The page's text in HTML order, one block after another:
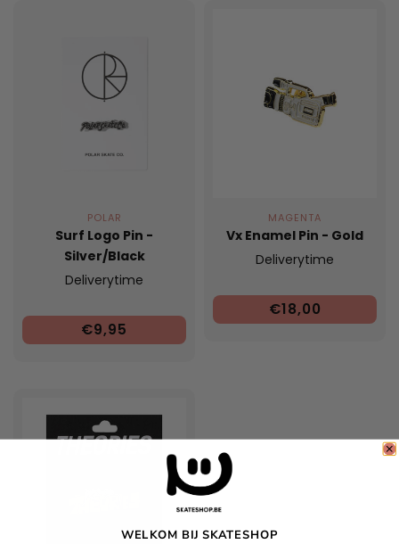
POLAR
Surf Logo Pin -
Silver/Black
Deliverytime
€9,95
MAGENTA
Vx Enamel Pin - Gold
Deliverytime
€18,00
WELKOM BIJ SKATESHOP